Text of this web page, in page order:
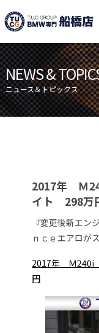
ニュース
目玉車両一覧
保証＆サービス
TUCとは？
納車blog
会社概要
NEWS &
ニュース＆トピックス
2017年 Ｍ
イト 298万
『変更後新エン
ｎｃｅエアロが
2017年 Ｍ240i
円